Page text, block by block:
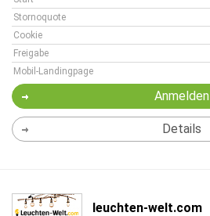
Stornoquote
Cookie
Freigabe
Mobil-Landingpage
Anmelden
Details
leuchten-welt.com